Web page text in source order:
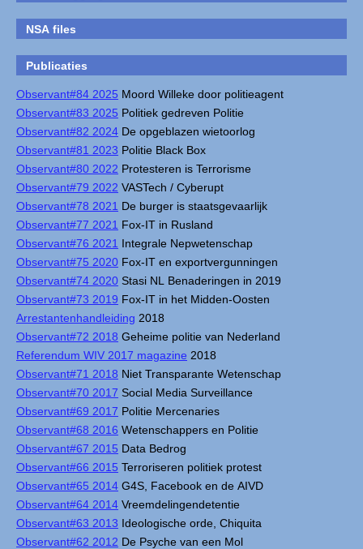
NSA files
Publicaties
Observant#84 2025 Moord Willeke door politieagent
Observant#83 2025 Politiek gedreven Politie
Observant#82 2024 De opgeblazen wietoorlog
Observant#81 2023 Politie Black Box
Observant#80 2022 Protesteren is Terrorisme
Observant#79 2022 VASTech / Cyberupt
Observant#78 2021 De burger is staatsgevaarlijk
Observant#77 2021 Fox-IT in Rusland
Observant#76 2021 Integrale Nepwetenschap
Observant#75 2020 Fox-IT en exportvergunningen
Observant#74 2020 Stasi NL Benaderingen in 2019
Observant#73 2019 Fox-IT in het Midden-Oosten
Arrestantenhandleiding 2018
Observant#72 2018 Geheime politie van Nederland
Referendum WIV 2017 magazine 2018
Observant#71 2018 Niet Transparante Wetenschap
Observant#70 2017 Social Media Surveillance
Observant#69 2017 Politie Mercenaries
Observant#68 2016 Wetenschappers en Politie
Observant#67 2015 Data Bedrog
Observant#66 2015 Terroriseren politiek protest
Observant#65 2014 G4S, Facebook en de AIVD
Observant#64 2014 Vreemdelingendetentie
Observant#63 2013 Ideologische orde, Chiquita
Observant#62 2012 De Psyche van een Mol